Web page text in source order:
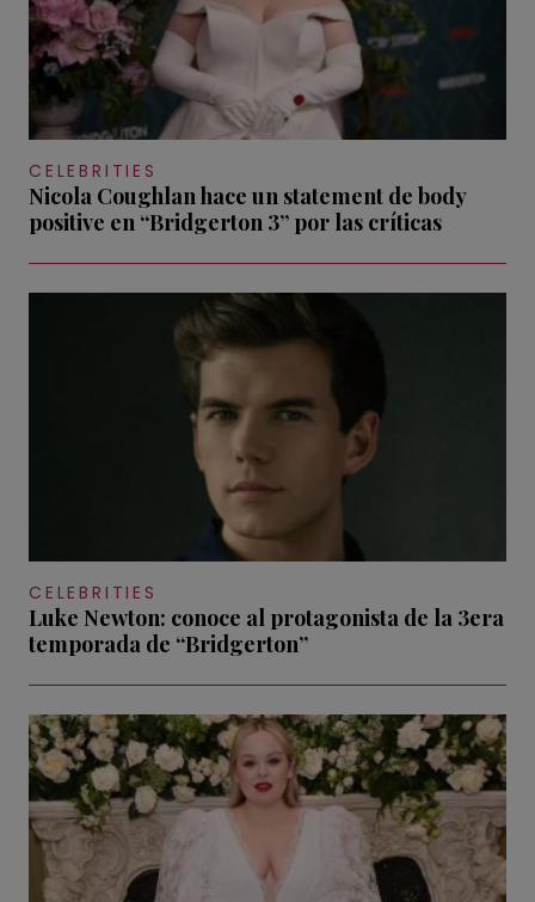
CELEBRITIES
Nicola Coughlan hace un statement de body
positive en “Bridgerton 3” por las críticas
CELEBRITIES
Luke Newton: conoce al protagonista de la 3era
temporada de “Bridgerton”